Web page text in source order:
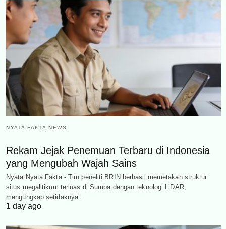
NYATA FAKTA NEWS
Rekam Jejak Penemuan Terbaru di Indonesia
yang Mengubah Wajah Sains
Nyata Nyata Fakta - Tim peneliti BRIN berhasil memetakan struktur
situs megalitikum terluas di Sumba dengan teknologi LiDAR,
mengungkap setidaknya…
1 day ago